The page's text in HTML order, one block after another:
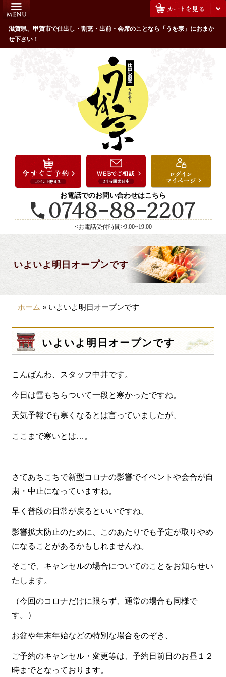
滋賀県、甲賀市で仕出し・割烹・出前・会席のことなら「うを宗」におまか
せ下さい！
お電話でのお問い合わせはこちら
<お電話受付時間>9:00~19:00
いよいよ明日オープンです
HOME
うを宗のこだわり
配達エリア・注文方法
お祝い・ハレの日
法事・法要
接待・おもてなし
会議・セミナー弁当
製薬会社様向け
観光・行楽
価格から選ぶ
~999円
1,000~1,999円
2,000~2,999円
3,000~3999円
4,000~7999円
お肉メイン弁当
お魚メイン弁当
お野菜メイン弁当
旬の食材弁当
種類から選ぶ
近江(滋賀)地方ゆかりの弁当
四得オードブル
ホーム » いよいよ明日オープンです
いよいよ明日オープンです
こんばんわ、スタッフ中井です。
今日は雪もちらついて一段と寒かったですね。
天気予報でも寒くなるとは言っていましたが、
ここまで寒いとは…。
さてあちこちで新型コロナの影響でイベントや会合が自
粛・中止になっていますね。
早く普段の日常が戻るといいですね。
影響拡大防止のために、このあたりでも予定が取りやめ
になることがあるかもしれませんね。
そこで、キャンセルの場合についてのことをお知らせい
たします。
（今回のコロナだけに限らず、通常の場合も同様で
す。）
お盆や年末年始などの特別な場合をのぞき、
ご予約のキャンセル・変更等は、予約日前日のお昼１２
時までとなっております。